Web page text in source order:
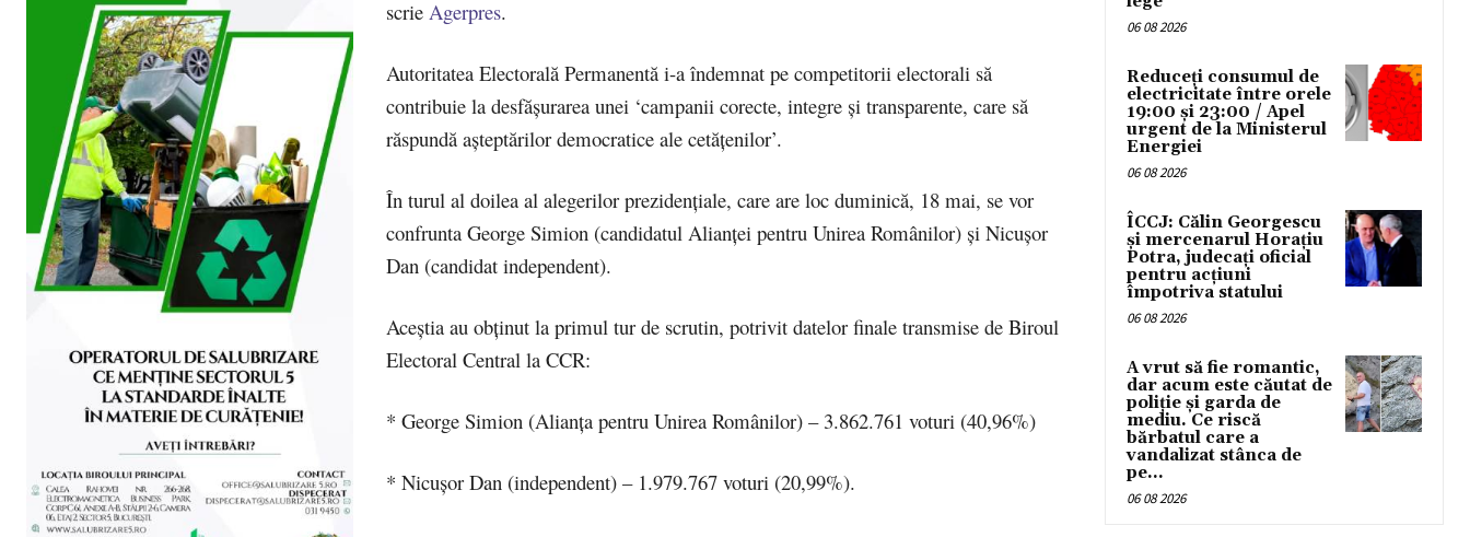
scrie Agerpres.
Autoritatea Electorală Permanentă i-a îndemnat pe competitorii electorali să
contribuie la desfășurarea unei ‘campanii corecte, integre și transparente, care să
răspundă așteptărilor democratice ale cetățenilor’.
În turul al doilea al alegerilor prezidențiale, care are loc duminică, 18 mai, se vor
confrunta George Simion (candidatul Alianței pentru Unirea Românilor) și Nicușor
Dan (candidat independent).
Aceștia au obținut la primul tur de scrutin, potrivit datelor finale transmise de Biroul
Electoral Central la CCR:
* George Simion (Alianța pentru Unirea Românilor) – 3.862.761 voturi (40,96%)
* Nicușor Dan (independent) – 1.979.767 voturi (20,99%).
06 08 2026
Reduceți consumul de
electricitate între orele
19:00 și 23:00 / Apel
urgent de la Ministerul
Energiei
06 08 2026
ÎCCJ: Călin Georgescu
și mercenarul Horațiu
Potra, judecați oficial
pentru acțiuni
împotriva statului
06 08 2026
A vrut să fie romantic,
dar acum este căutat de
poliție și garda de
mediu. Ce riscă
bărbatul care a
vandalizat stânca de
pe...
06 08 2026